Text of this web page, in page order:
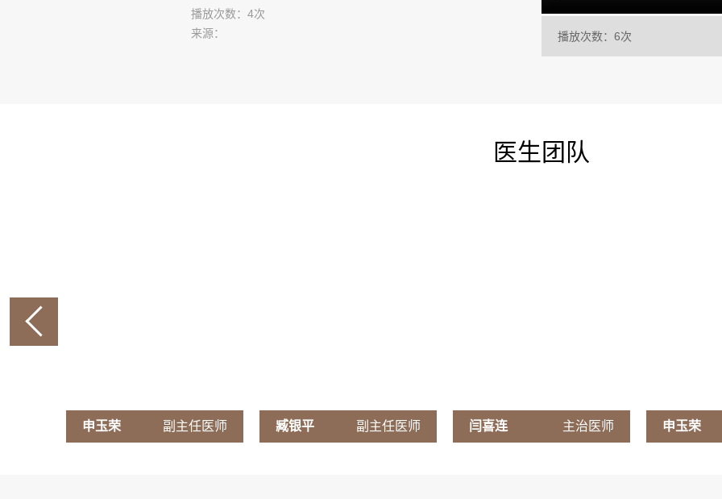
播放次数：4次
来源：
播放次数：6次
医生团队
申玉荣 副主任医师 臧银平 副主任医师 闫喜连 主治医师 申玉荣